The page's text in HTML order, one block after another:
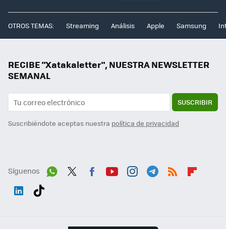
OTROS TEMAS: Streaming Análisis Apple Samsung
RECIBE "Xatakaletter", NUESTRA NEWSLETTER
SEMANAL
SUSCRIBIR
Suscribiéndote aceptas nuestra política de privacidad
Síguenos